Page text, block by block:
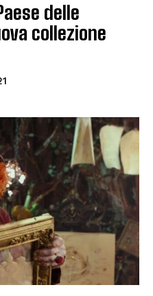
delle
collezione